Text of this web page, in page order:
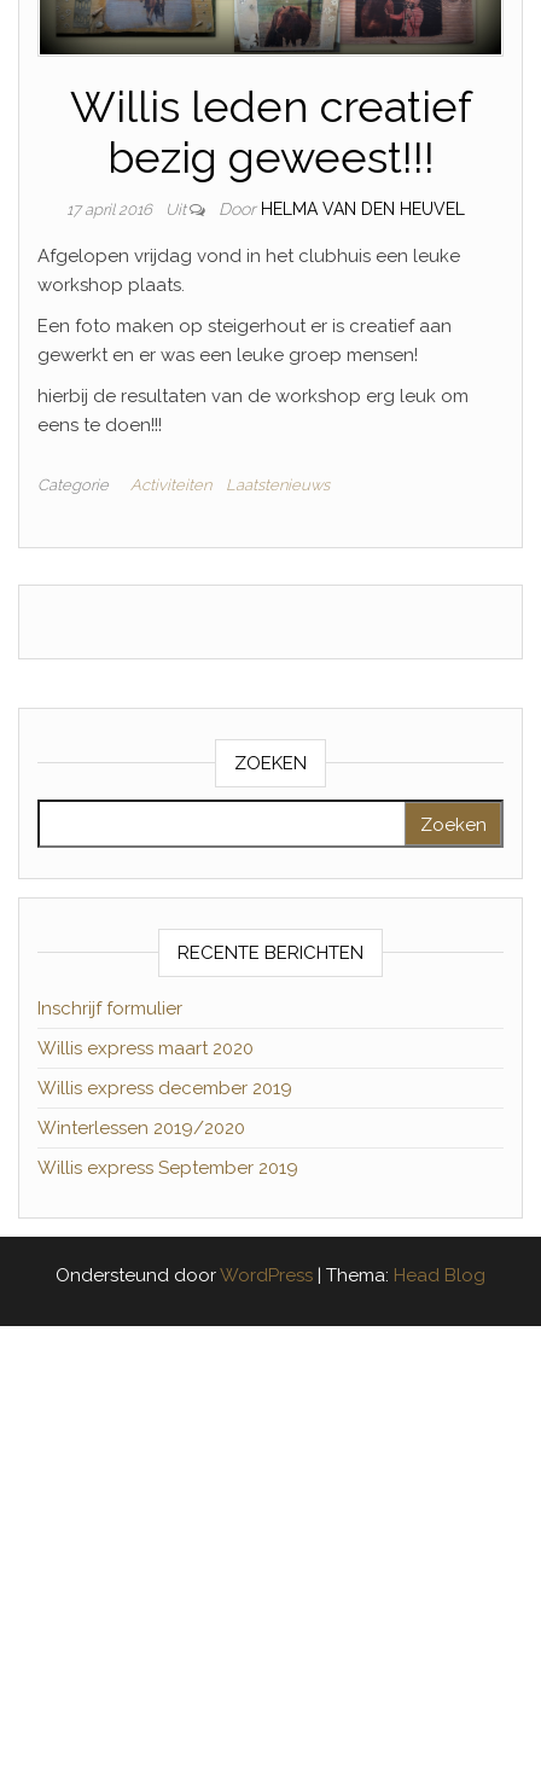
Willis leden creatief
bezig geweest!!!
17 april 2016 Uit Door HELMA VAN DEN HEUVEL
Afgelopen vrijdag vond in het clubhuis een leuke
workshop plaats.
Een foto maken op steigerhout er is creatief aan
gewerkt en er was een leuke groep mensen!
hierbij de resultaten van de workshop erg leuk om
eens te doen!!!
Categorie Activiteiten Laatstenieuws
ZOEKEN
RECENTE BERICHTEN
Inschrijf formulier
Willis express maart 2020
Willis express december 2019
Winterlessen 2019/2020
Willis express September 2019
Ondersteund doorWordPress | Thema: Head Blog